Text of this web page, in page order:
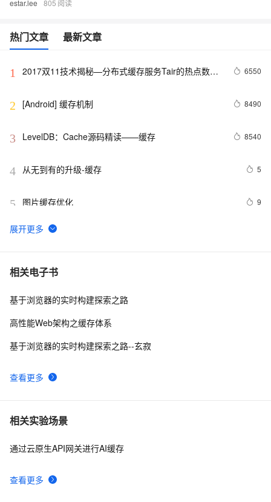
estar.lee 805
热门文章 最新文章
1
2017双11技术揭秘—分布式缓存服务Tair的热点数据
6550
2 [Android] 缓存机制 8490
3 LevelDB：Cache源码精读——缓存 8540
4 从无到有的升级-缓存 5
5 图片缓存优化 9
6
应对Memcached缓存失效，导致高并发查询DB的四种思
7 ASP.Net中的缓存方案（不仅仅是Cache和Session）（我
8 Springboot整合缓存
相关电子书
查看更多
基于浏览器的实时构建探索之路
高性能Web架构之缓存体系
基于浏览器的实时构建探索之路--玄寂
相关实验场景
查看更多
通过云原生API网关进行AI缓存